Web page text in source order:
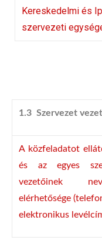
Kereskedelmi és
szervezeti
1.3 Szervezet
A közfeladatot
és az egyes
vezetőinek
elérhetősége
elektronikus